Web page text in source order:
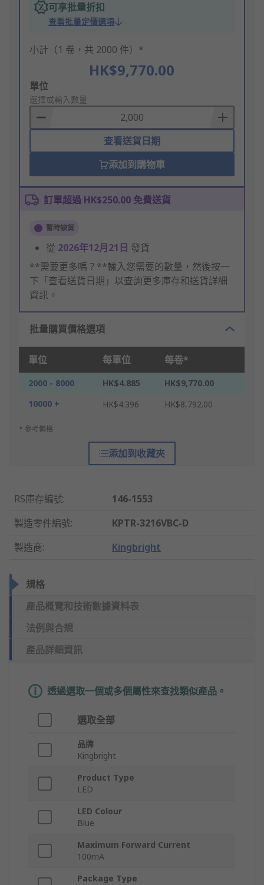
可享批量折扣
查看批量定價選項
小計（1 卷，共 2000 件）*
HK$9,770.00
Add
to
Basket
單位
選擇或輸入數量
查看送貨日期
添加到購物車
訂單超過 HK$250.00 免費送貨
暫時缺貨
從 2026年12月21日 發貨
**需要更多嗎？**輸入您需要的數量，然後按一
下「查看送貨日期」以查詢更多庫存和送貨詳細
資訊。
批量購買價格選項
單位 每單位 每卷*
2000 - 8000 HK$4.885
HK$9,770.00
10000 +
HK$4.396 HK$8,792.00
* 參考價格
添加到收藏夾
RS庫存編號:
146-1553
製造零件編號:
KPTR-3216VBC-D
製造商: Kingbright
規格
產品概覽和技術數據資料表
法例與合規
產品詳細資訊
透過選取一個或多個屬性來查找類似產品。
選取全部
品牌
Kingbright
Product Type
LED
LED Colour
Blue
Maximum Forward Current
100mA
Package Type